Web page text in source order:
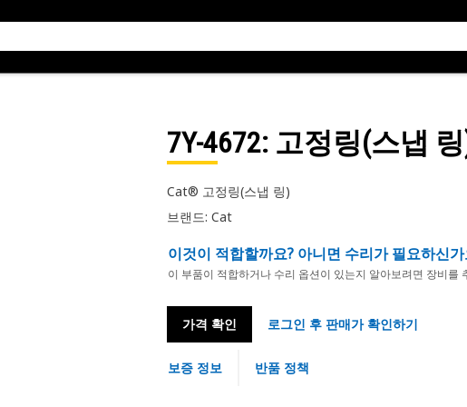
7Y-4672: 고정링(스냅
Cat® 고정링(스냅 링)
브랜드: Cat
이것이 적합할까요? 아니면 수리가 필요하신가
이 부품이 적합하거나 수리 옵션이 있는지 알아보려면 장비를
가격 확인 로그인 후 판매가 확인하기
보증 정보 반품 정책